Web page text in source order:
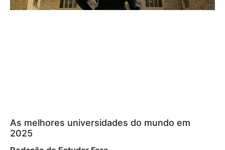
As melhores universidades do mundo em
2025